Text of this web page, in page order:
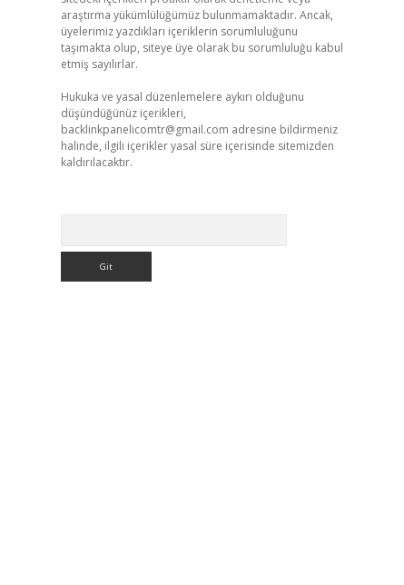
araştırma yükümlülüğümüz bulunmamaktadır. Ancak,
üyelerimiz yazdıkları içeriklerin sorumluluğunu
taşımakta olup, siteye üye olarak bu sorumluluğu kabul
etmiş sayılırlar.
Hukuka ve yasal düzenlemelere aykırı olduğunu
düşündüğünüz içerikleri,
backlinkpanelicomtr@gmail.com adresine bildirmeniz
halinde, ilgili içerikler yasal süre içerisinde sitemizden
kaldırılacaktır.